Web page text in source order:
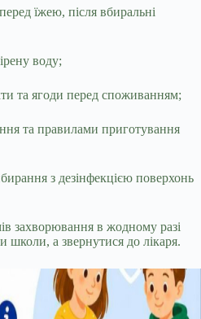
їжею, після вбиральні
воду;
та ягоди перед споживанням;
та правилами приготування
з дезінфекцією поверхонь
захворювання в жодному разі
школи, а звернутися до лікаря.